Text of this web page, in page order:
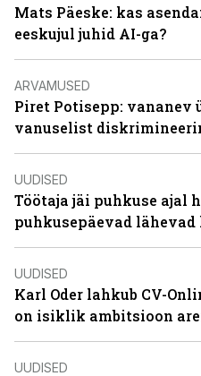
Mats Päeske: kas
eeskujul juhid AI-ga?
ARVAMUSED
Piret Potisepp: vananev
vanuselist
UUDISED
Töötaja jäi puhkuse ajal
puhkusepäevad lähevad
UUDISED
Karl Oder lahkub CV-
on isiklik ambitsioon
UUDISED